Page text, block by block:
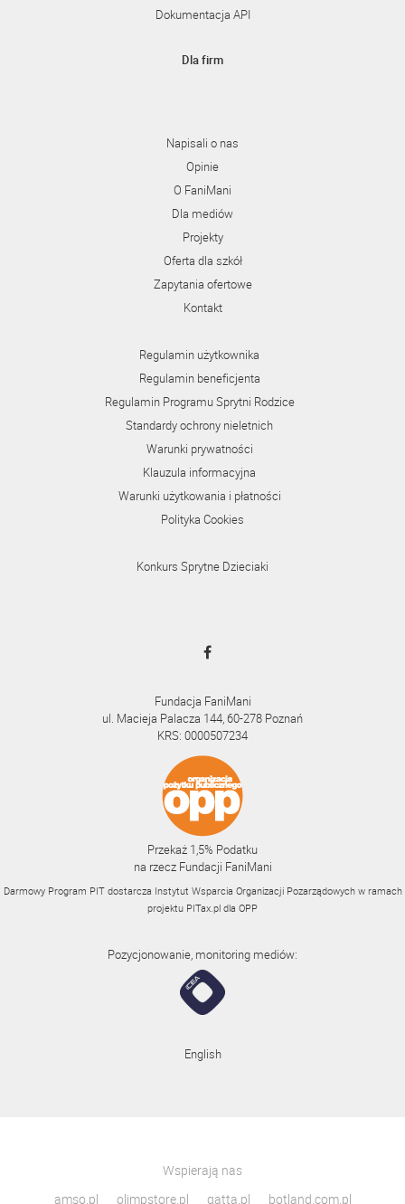
Dokumentacja API
Dla firm
Napisali o nas
Opinie
O FaniMani
Dla mediów
Projekty
Oferta dla szkół
Zapytania ofertowe
Kontakt
Regulamin użytkownika
Regulamin beneficjenta
Regulamin Programu Sprytni Rodzice
Standardy ochrony nieletnich
Warunki prywatności
Klauzula informacyjna
Warunki użytkowania i płatności
Polityka Cookies
Konkurs Sprytne Dzieciaki
Fundacja FaniMani
ul. Macieja Palacza 144, 60-278 Poznań
KRS: 0000507234
Przekaż 1,5% Podatku
na rzecz Fundacji FaniMani
Darmowy Program PIT dostarcza Instytut Wsparcia Organizacji Pozarządowych w ramach
projektu PITax.pl dla OPP
Pozycjonowanie, monitoring mediów:
English
Wspierają nas
amso.pl
olimpstore.pl gatta.pl botland.com.pl